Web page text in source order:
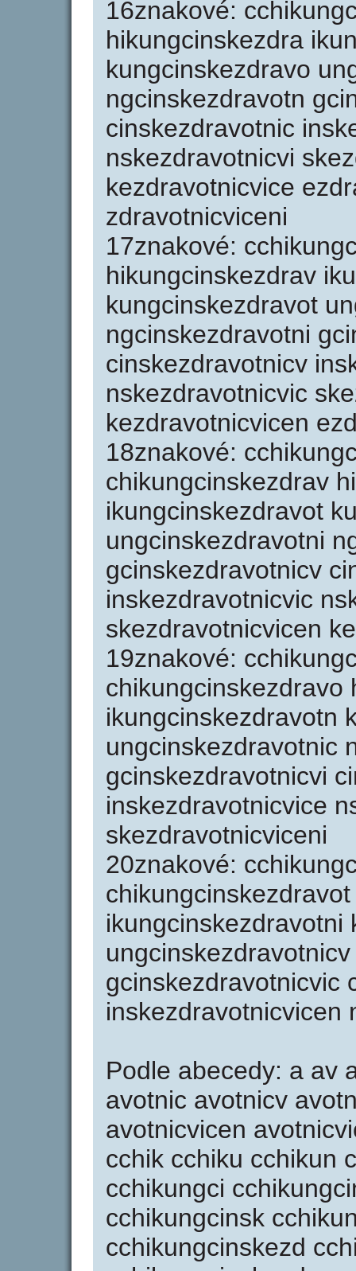
16znakové:
hikungcinskezdra
kungcinskezdravo
ngcinskezdravotn
cinskezdravotnic
nskezdravotnicvi
kezdravotnicvice
zdravotnicviceni
17znakové:
hikungcinskezdrav
kungcinskezdravot
ngcinskezdravotni
cinskezdravotnicv
nskezdravotnicvic
kezdravotnicvicen
18znakové:
chikungcinskezdrav
ikungcinskezdravot
ungcinskezdravotni
gcinskezdravotnicv
inskezdravotnicvic
skezdravotnicvicen
19znakové:
chikungcinskezdravo
ikungcinskezdravotn
ungcinskezdravotnic
gcinskezdravotnicvi
inskezdravotnicvice
skezdravotnicviceni
20znakové:
ikungcinskezdravotni
gcinskezdravotnicvic
inskezdravotnicvicen
Podle abecedy: a av
avotnic avotnicv
avotnicvicen
cchik cchiku cchikun
cchikungci
cchikungcinsk
cchikungcinskezd